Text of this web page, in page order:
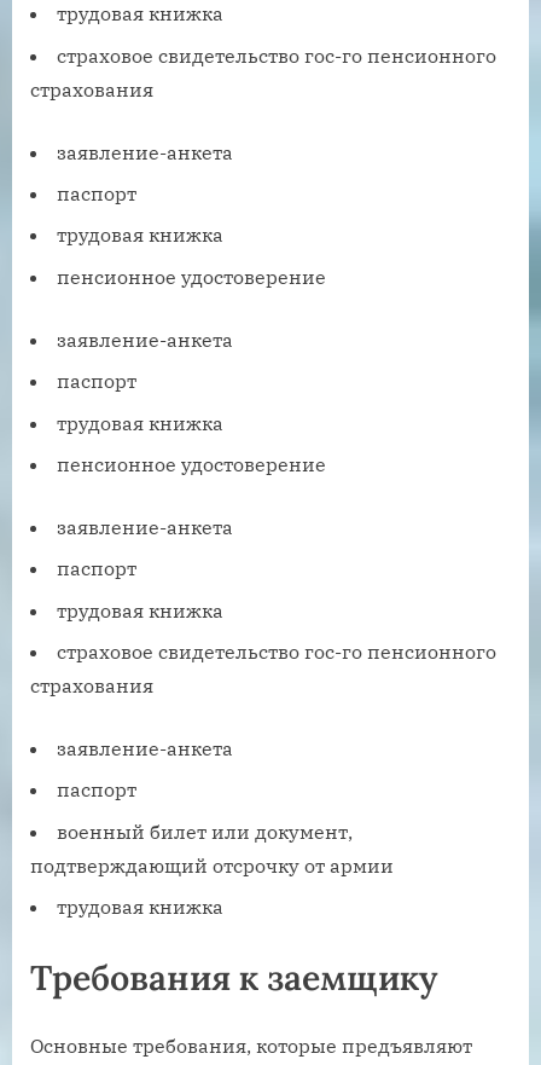
трудовая книжка
страховое свидетельство гос-го пенсионного
страхования
заявление-анкета
паспорт
трудовая книжка
пенсионное удостоверение
заявление-анкета
паспорт
трудовая книжка
пенсионное удостоверение
заявление-анкета
паспорт
трудовая книжка
страховое свидетельство гос-го пенсионного
страхования
заявление-анкета
паспорт
военный билет или документ,
подтверждающий отсрочку от армии
трудовая книжка
Требования к заемщику
Основные требования, которые предъявляют